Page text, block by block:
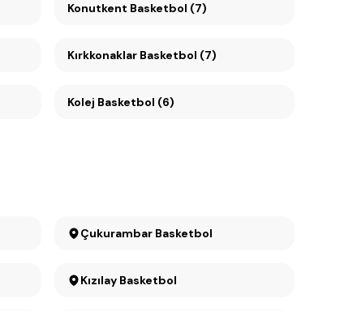
Konutkent Basketbol (7)
Kırkkonaklar Basketbol (7)
Kolej Basketbol (6)
Çukurambar Basketbol
Kızılay Basketbol